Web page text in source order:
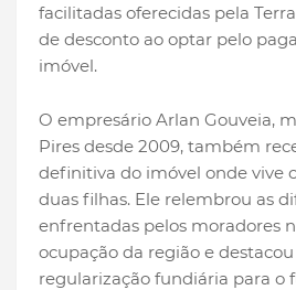
facilitadas oferecidas pela
de desconto ao optar pelo
imóvel.
O empresário Arlan Gouveia,
Pires desde 2009, também
definitiva do imóvel onde vive
duas filhas. Ele relembrou as
enfrentadas pelos moradores
ocupação da região e
regularização fundiária para o